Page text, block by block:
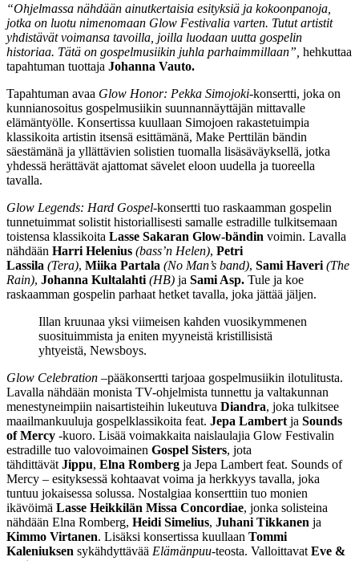
“Ohjelmassa nähdään ainutkertaisia esityksiä ja kokoonpanoja,
jotka on luotu nimenomaan Glow Festivalia varten. Tutut artistit
yhdistävät voimansa tavoilla, joilla luodaan uutta gospelin
historiaa. Tätä on gospelmusiikin juhla parhaimmillaan”, hehkuttaa
tapahtuman tuottaja Johanna Vauto.
Tapahtuman avaa Glow Honor: Pekka Simojoki-konsertti, joka on
kunnianosoitus gospelmusiikin suunnannäyttäjän mittavalle
elämäntyölle. Konsertissa kuullaan Simojoen rakastetuimpia
klassikoita artistin itsensä esittämänä, Make Perttilän bändin
säestämänä ja yllättävien solistien tuomalla lisäsäväyksellä, jotka
yhdessä herättävät ajattomat sävelet eloon uudella ja tuoreella
tavalla.
Glow Legends: Hard Gospel-konsertti tuo raskaamman gospelin
tunnetuimmat solistit historiallisesti samalle estradille tulkitsemaan
toistensa klassikoita Lasse Sakaran Glow-bändin voimin. Lavalla
nähdään Harri Helenius (bass’n Helen), Petri
Lassila (Tera), Miika Partala (No Man’s band), Sami Haveri (The
Rain), Johanna Kultalahti (HB) ja Sami Asp. Tule ja koe
raskaamman gospelin parhaat hetket tavalla, joka jättää jäljen.
Illan kruunaa yksi viimeisen kahden vuosikymmenen
suosituimmista ja eniten myyneistä kristillisistä
yhtyeistä, Newsboys.
Glow Celebration –pääkonsertti tarjoaa gospelmusiikin ilotulitusta.
Lavalla nähdään monista TV-ohjelmista tunnettu ja valtakunnan
menestyneimpiin naisartisteihin lukeutuva Diandra, joka tulkitsee
maailmankuuluja gospelklassikoita feat. Jepa Lambert ja Sounds
of Mercy -kuoro. Lisää voimakkaita naislaulajia Glow Festivalin
estradille tuo valovoimainen Gospel Sisters, jota
tähdittävät Jippu, Elna Romberg ja Jepa Lambert feat. Sounds of
Mercy – esityksessä kohtaavat voima ja herkkyys tavalla, joka
tuntuu jokaisessa solussa. Nostalgiaa konserttiin tuo monien
ikävöimä Lasse Heikkilän Missa Concordiae, jonka solisteina
nähdään Elna Romberg, Heidi Simelius, Juhani Tikkanen ja
Kimmo Virtanen. Lisäksi konsertissa kuullaan Tommi
Kaleniuksen sykähdyttävää Elämänpuu-teosta. Valloittavat Eve &